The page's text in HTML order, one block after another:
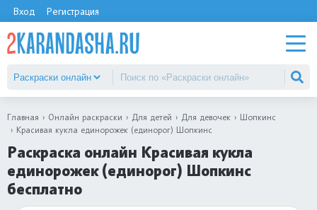
Вход Регистрация
Главная Онлайн раскраски Для детей Для девочек
Шопкинс
Красивая кукла единорожек (единорог) Шопкинс
Раскраска онлайн Красивая кукла
единорожек (единорог) Шопкинс
бесплатно